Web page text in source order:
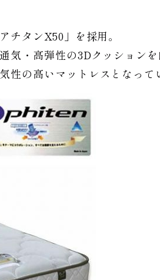
チタンX50」を採用。
・高弾性の3Dクッションを
の高いマットレスとなって